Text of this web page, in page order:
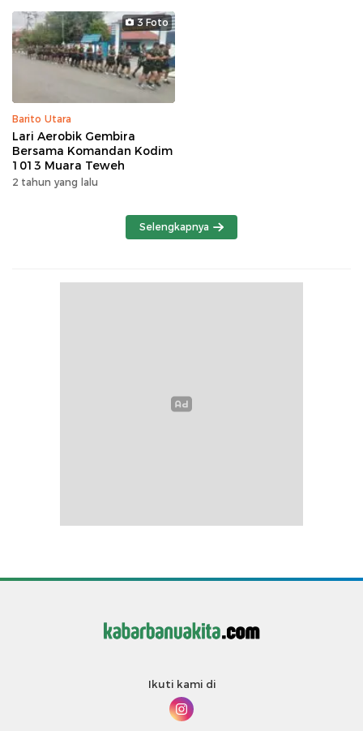
3 Foto
Barito Utara
Lari Aerobik Gembira
Bersama Komandan Kodim
1013 Muara Teweh
2 tahun yang lalu
Selengkapnya
Ikuti kami di